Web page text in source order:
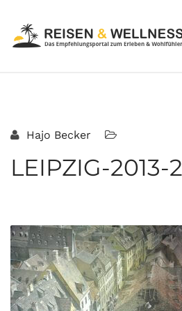
Hajo Becker
LEIPZIG-2013-